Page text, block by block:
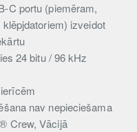
C portu (piemēram,
izveidot
24 bitu / 96 kHz
nav nepieciešama
Crew, Vācijā